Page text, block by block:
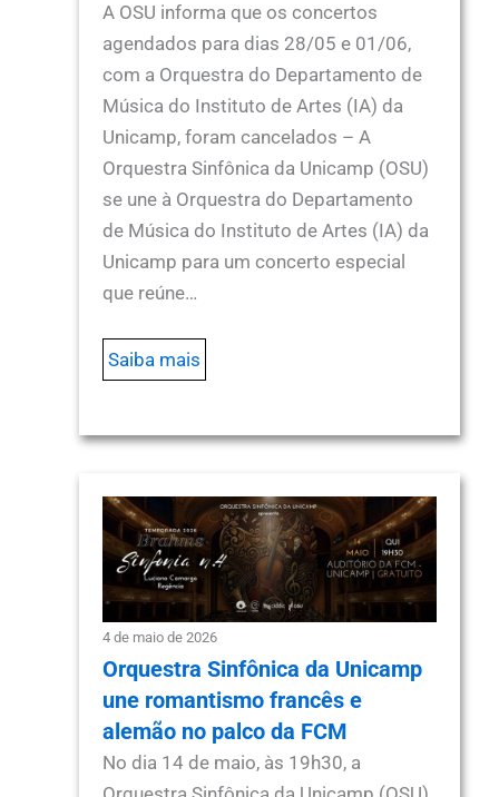
A OSU informa que os concertos
agendados para dias 28/05 e 01/06,
com a Orquestra do Departamento de
Música do Instituto de Artes (IA) da
Unicamp, foram cancelados – A
Orquestra Sinfônica da Unicamp (OSU)
se une à Orquestra do Departamento
de Música do Instituto de Artes (IA) da
Unicamp para um concerto especial
que reúne…
Saiba mais
4 de maio de 2026
Orquestra Sinfônica da Unicamp
une romantismo francês e
alemão no palco da FCM
No dia 14 de maio, às 19h30, a